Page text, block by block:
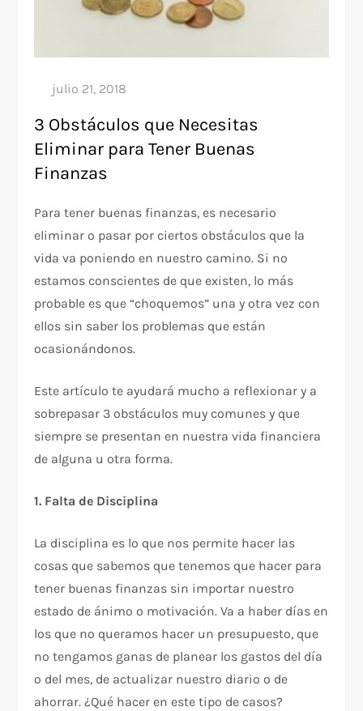
3 Obstáculos que Necesitas
Eliminar para Tener Buenas
Finanzas
Para tener buenas finanzas, es necesario
eliminar o pasar por ciertos obstáculos que la
vida va poniendo en nuestro camino. Si no
estamos conscientes de que existen, lo más
probable es que “choquemos” una y otra vez con
ellos sin saber los problemas que están
ocasionándonos.
Este artículo te ayudará mucho a reflexionar y a
sobrepasar 3 obstáculos muy comunes y que
siempre se presentan en nuestra vida financiera
de alguna u otra forma.
1. Falta de Disciplina
La disciplina es lo que nos permite hacer las
cosas que sabemos que tenemos que hacer para
tener buenas finanzas sin importar nuestro
estado de ánimo o motivación. Va a haber días en
los que no queramos hacer un presupuesto, que
no tengamos ganas de planear los gastos del día
o del mes, de actualizar nuestro diario o de
ahorrar. ¿Qué hacer en este tipo de casos?